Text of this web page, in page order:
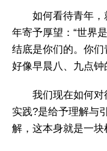
如何看待青年
年寄予厚望：“世界
结底是你们的。你们
好像早晨八、九点钟
我们现在如何
实践?是给予理解与
解，这本身就是一块